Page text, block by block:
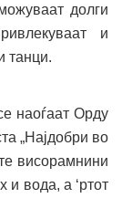
долги
и
танци.
наоѓаат Орду
„Најдобри во
висорамнини
и вода, а ‘ртот